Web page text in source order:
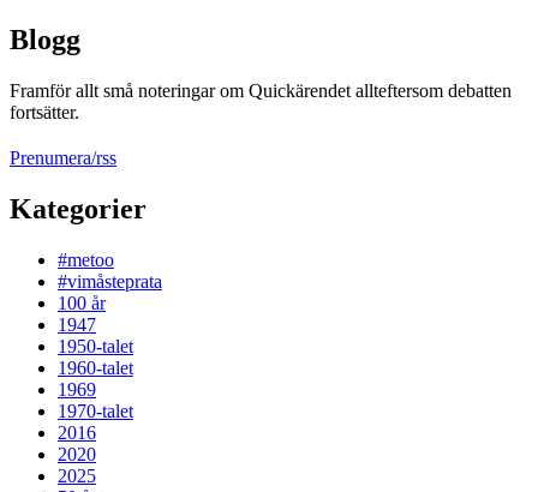
Blogg
Framför allt små noteringar om Quickärendet allteftersom debatten
fortsätter.
Prenumera/rss
Kategorier
#metoo
#vimåsteprata
100 år
1947
1950-talet
1960-talet
1969
1970-talet
2016
2020
2025